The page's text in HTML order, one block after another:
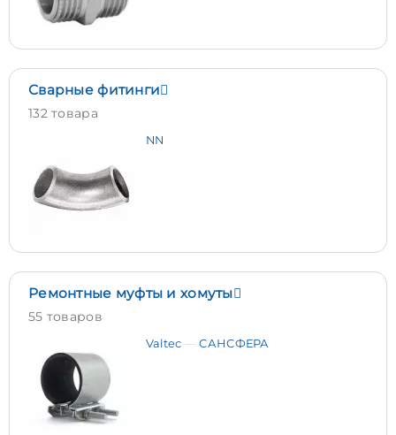
Сварные фитинги
132 товара
NN
Ремонтные муфты и хомуты
55 товаров
Valtec САНСФЕРА